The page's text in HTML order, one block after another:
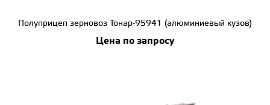
Полуприцеп зерновоз Тонар-95941 (алюминиевый кузов)
Цена по запросу